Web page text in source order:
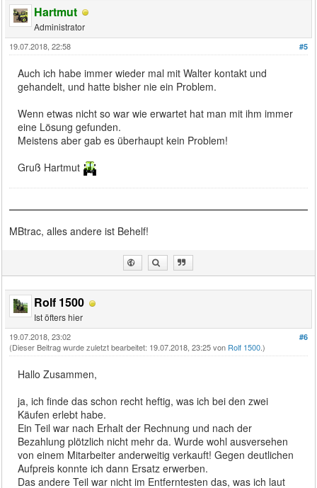
Hartmut
Administrator
#5
19.07.2018, 22:58
Auch ich habe immer wieder mal mit Walter kontakt und
gehandelt, und hatte bisher nie ein Problem.
Wenn etwas nicht so war wie erwartet hat man mit ihm immer
eine Lösung gefunden.
Meistens aber gab es überhaupt kein Problem!
Gruß Hartmut
MBtrac, alles andere ist Behelf!
Rolf 1500
Ist öfters hier
#6
19.07.2018, 23:02
(Dieser Beitrag wurde zuletzt bearbeitet: 19.07.2018, 23:25 von Rolf 1500.)
Hallo Zusammen,
ja, ich finde das schon recht heftig, was ich bei den zwei
Käufen erlebt habe.
Ein Teil war nach Erhalt der Rechnung und nach der
Bezahlung plötzlich nicht mehr da. Wurde wohl ausversehen
von einem Mitarbeiter anderweitig verkauft! Gegen deutlichen
Aufpreis konnte ich dann Ersatz erwerben.
Das andere Teil war nicht im Entferntesten das, was ich laut